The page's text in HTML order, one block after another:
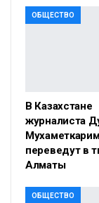
ОБЩЕСТВО
В Казахстане
журналиста
переведут в
Алматы
ОБЩЕСТВО